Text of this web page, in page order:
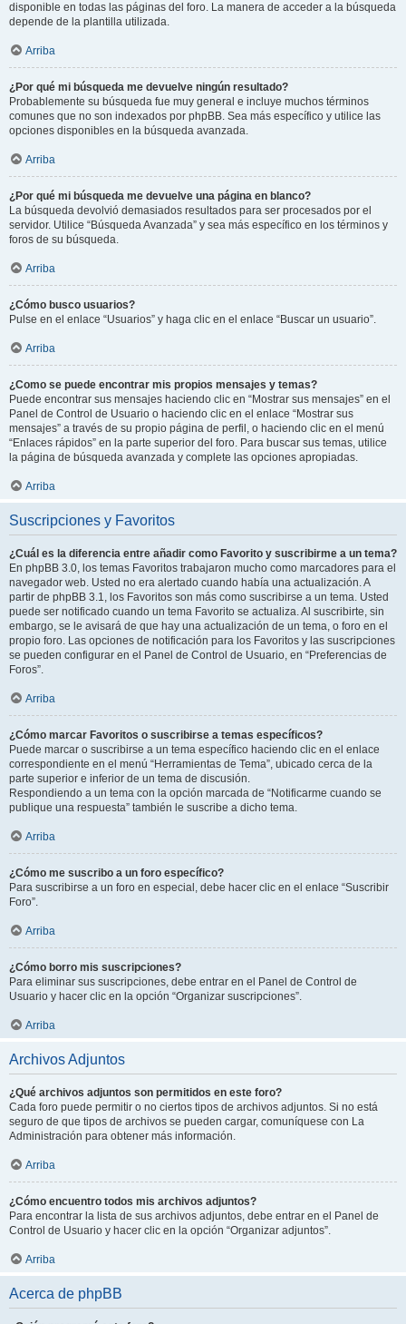
disponible en todas las páginas del foro. La manera de acceder a la búsqueda
depende de la plantilla utilizada.
Arriba
¿Por qué mi búsqueda me devuelve ningún resultado?
Probablemente su búsqueda fue muy general e incluye muchos términos
comunes que no son indexados por phpBB. Sea más específico y utilice las
opciones disponibles en la búsqueda avanzada.
Arriba
¿Por qué mi búsqueda me devuelve una página en blanco?
La búsqueda devolvió demasiados resultados para ser procesados por el
servidor. Utilice “Búsqueda Avanzada” y sea más específico en los términos y
foros de su búsqueda.
Arriba
¿Cómo busco usuarios?
Pulse en el enlace “Usuarios” y haga clic en el enlace “Buscar un usuario”.
Arriba
¿Como se puede encontrar mis propios mensajes y temas?
Puede encontrar sus mensajes haciendo clic en “Mostrar sus mensajes” en el
Panel de Control de Usuario o haciendo clic en el enlace “Mostrar sus
mensajes” a través de su propio página de perfil, o haciendo clic en el menú
“Enlaces rápidos” en la parte superior del foro. Para buscar sus temas, utilice
la página de búsqueda avanzada y complete las opciones apropiadas.
Arriba
Suscripciones y Favoritos
¿Cuál es la diferencia entre añadir como Favorito y suscribirme a un tema?
En phpBB 3.0, los temas Favoritos trabajaron mucho como marcadores para el
navegador web. Usted no era alertado cuando había una actualización. A
partir de phpBB 3.1, los Favoritos son más como suscribirse a un tema. Usted
puede ser notificado cuando un tema Favorito se actualiza. Al suscribirte, sin
embargo, se le avisará de que hay una actualización de un tema, o foro en el
propio foro. Las opciones de notificación para los Favoritos y las suscripciones
se pueden configurar en el Panel de Control de Usuario, en “Preferencias de
Foros”.
Arriba
¿Cómo marcar Favoritos o suscribirse a temas específicos?
Puede marcar o suscribirse a un tema específico haciendo clic en el enlace
correspondiente en el menú “Herramientas de Tema”, ubicado cerca de la
parte superior e inferior de un tema de discusión.
Respondiendo a un tema con la opción marcada de “Notificarme cuando se
publique una respuesta” también le suscribe a dicho tema.
Arriba
¿Cómo me suscribo a un foro específico?
Para suscribirse a un foro en especial, debe hacer clic en el enlace “Suscribir
Foro”.
Arriba
¿Cómo borro mis suscripciones?
Para eliminar sus suscripciones, debe entrar en el Panel de Control de
Usuario y hacer clic en la opción “Organizar suscripciones”.
Arriba
Archivos Adjuntos
¿Qué archivos adjuntos son permitidos en este foro?
Cada foro puede permitir o no ciertos tipos de archivos adjuntos. Si no está
seguro de que tipos de archivos se pueden cargar, comuníquese con La
Administración para obtener más información.
Arriba
¿Cómo encuentro todos mis archivos adjuntos?
Para encontrar la lista de sus archivos adjuntos, debe entrar en el Panel de
Control de Usuario y hacer clic en la opción “Organizar adjuntos”.
Arriba
Acerca de phpBB